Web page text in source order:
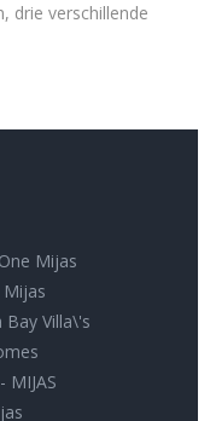
drie verschillende
Mijas
Mijas
Bay Villa\'s
MIJAS